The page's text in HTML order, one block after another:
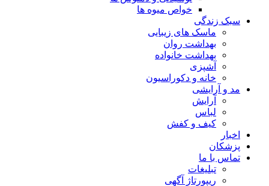
خواص میوه ها
سبک زندگی
ماسک های زیبایی
بهداشت روان
بهداشت خانواده
آشپزی
خانه و دکوراسیون
مد و آرایشی
آرایش
لباس
کیف و کفش
اخبار
پزشکان
تماس با ما
تبلیغات
ریپورتاژ آگهی